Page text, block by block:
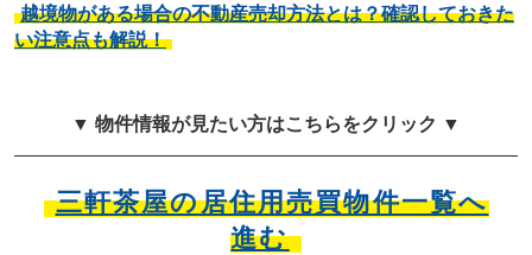
越境物がある場合の不動産売却方法とは？確認しておきた
い注意点も解説！
▼ 物件情報が見たい方はこちらをクリック ▼
三軒茶屋の居住用売買物件一覧へ
進む